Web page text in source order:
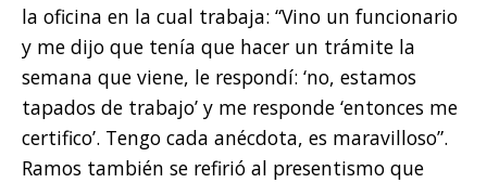
la oficina en la cual trabaja: “Vino un funcionario
y me dijo que tenía que hacer un trámite la
semana que viene, le respondí: ‘no, estamos
tapados de trabajo’ y me responde ‘entonces me
certifico’. Tengo cada anécdota, es maravilloso”.
Ramos también se refirió al presentismo que